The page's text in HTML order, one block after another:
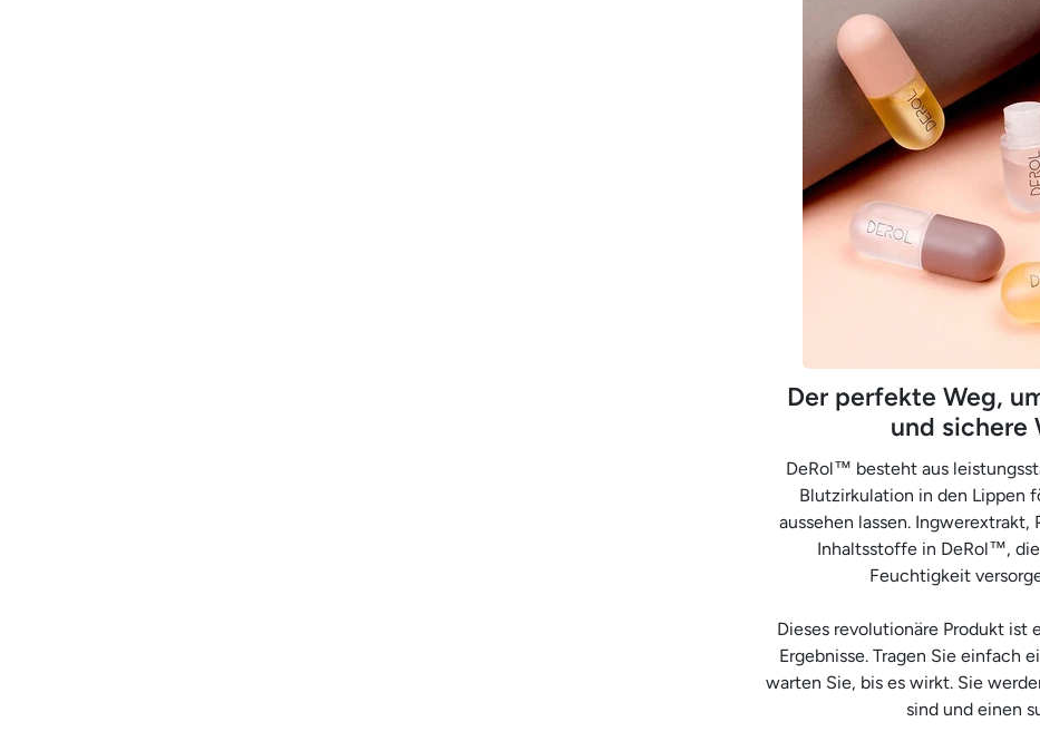
Der perfekte Weg,
und sichere
DeRol™ besteht aus
Blutzirkulation in den Lippen
aussehen lassen.
Inhaltsstoffe in DeRol™,
Feuchtigkeit
Dieses revolutionäre Produkt
Ergebnisse. Tragen Sie einfach
warten Sie, bis es wirkt. Sie
sind und einen